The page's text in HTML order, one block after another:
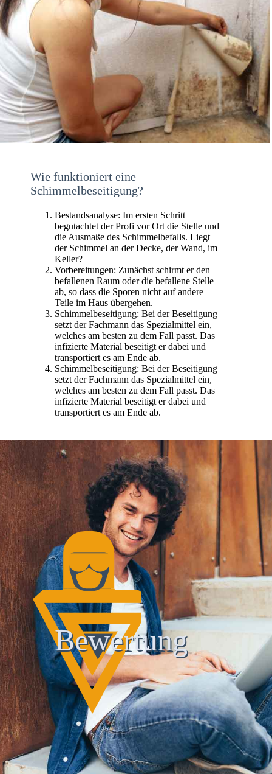
Wie funktioniert eine
Schimmelbeseitigung?
Bestandsanalyse: Im ersten Schritt
begutachtet der Profi vor Ort die Stelle und
die Ausmaße des Schimmelbefalls. Liegt
der Schimmel an der Decke, der Wand, im
Keller?
Vorbereitungen: Zunächst schirmt er den
befallenen Raum oder die befallene Stelle
ab, so dass die Sporen nicht auf andere
Teile im Haus übergehen.
Schimmelbeseitigung: Bei der Beseitigung
setzt der Fachmann das Spezialmittel ein,
welches am besten zu dem Fall passt. Das
infizierte Material beseitigt er dabei und
transportiert es am Ende ab.
Schimmelbeseitigung: Bei der Beseitigung
setzt der Fachmann das Spezialmittel ein,
welches am besten zu dem Fall passt. Das
infizierte Material beseitigt er dabei und
transportiert es am Ende ab.
Bewertung